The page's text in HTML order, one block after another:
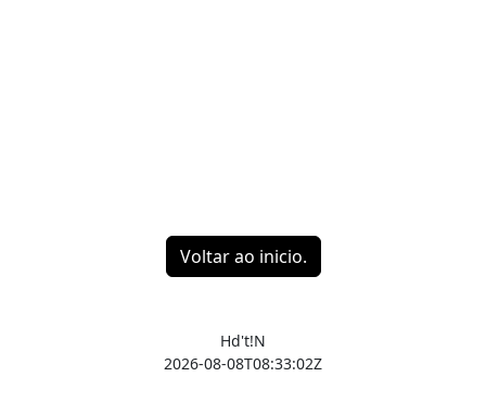
Voltar ao inicio.
Hd't!N
2026-08-08T08:33:02Z